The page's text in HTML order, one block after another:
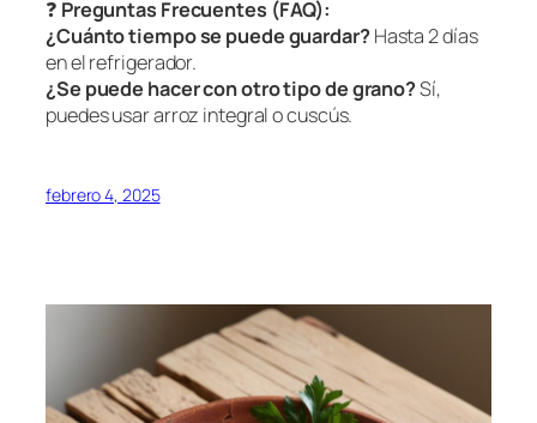
❓ Preguntas Frecuentes (FAQ):
¿Cuánto tiempo se puede guardar?Hasta 2 días
en el refrigerador.
¿Se puede hacer con otro tipo de grano?Sí,
puedes usar arroz integral o cuscús.
febrero 4, 2025